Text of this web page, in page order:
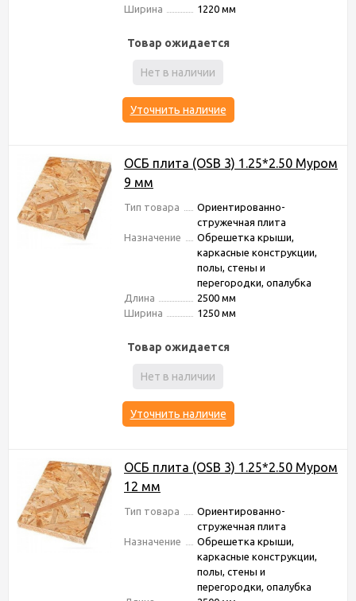
Ширина
1220 мм
Товар ожидается
Нет в наличии
Уточнить наличие
ОСБ плита (OSB 3) 1.25*2.50 Муром
9 мм
Тип товара
Ориентированно-
стружечная плита
Назначение
Обрешетка крыши,
каркасные конструкции,
полы, стены и
перегородки, опалубка
Длина
2500 мм
Ширина
1250 мм
Товар ожидается
Нет в наличии
Уточнить наличие
ОСБ плита (OSB 3) 1.25*2.50 Муром
12 мм
Тип товара
Ориентированно-
стружечная плита
Назначение
Обрешетка крыши,
каркасные конструкции,
полы, стены и
перегородки, опалубка